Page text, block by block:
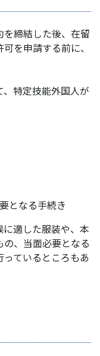
締結した後、在留
を申請する前に、
特定技能外国人が
となる手続き
適した服装や、本
、当面必要となる
ているところもあ